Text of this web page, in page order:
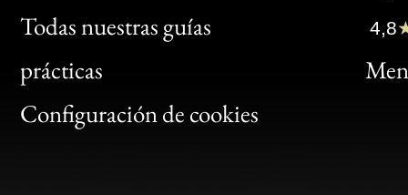
Todas nuestras guías
prácticas
Configuración de cookies
Clic
Bon
4,8